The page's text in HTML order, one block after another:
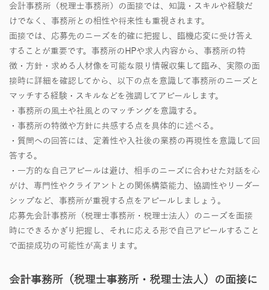
会計事務所（税理士事務所）の面接では、知識・スキルや経験だ
けでなく、事務所との相性や将来性も重視されます。
面接では、応募先のニーズを的確に把握し、臨機応変に受け答え
することが重要です。事務所のHPや求人内容から、事務所の特
徴・方針・求める人材像を可能な限り情報収集して臨み、実際の面
接時に詳細を確認してから、以下の点を意識して事務所のニーズと
マッチする経験・スキルなどを強調してアピールします。
・事務所の風土や社風とのマッチングを意識する。
・事務所の特徴や方針に共感する点を具体的に述べる。
・質問への回答には、定着性や入社後の業務の再現性を意識して回
答する。
・一方的な自己アピールは避け、相手のニーズに合わせた対話を心
がけ、専門性やクライアントとの関係構築能力、協調性やリーダー
シップなど、事務所が重視する点をアピールしましょう。
応募先会計事務所（税理士事務所・税理士法人）のニーズを面接
時にできるかぎり把握し、それに応える形で自己アピールすること
で面接成功の可能性が高まります。
会計事務所（税理士事務所・税理士法人）の面接に